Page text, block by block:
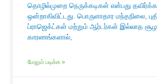
தொழில்முறை நெருக்கடிகள் என்பது தவிர்க்க
ஒன்றாகிவிட்டது. பொருளாதார மந்தநிலை,
ப்ராஜெக்ட்கள் மற்றும் ஆர்டர்கள் இல்லாத
காரணங்களால்,
மேலும் படிக்க »